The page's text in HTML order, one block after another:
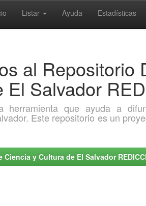
Listar Ayuda Estadísticas
al Repositorio
El Salvador
herramienta que ayuda a
Este repositorio es un
y Cultura de El Salvador